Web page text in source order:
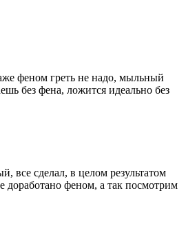
феном греть не надо, мыльный
без фена, ложится идеально без
все сделал, в целом результатом
доработано феном, а так посмотрим